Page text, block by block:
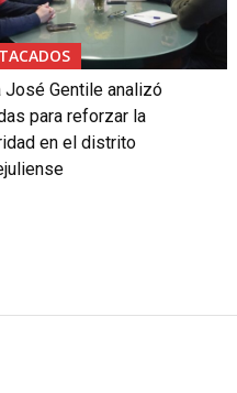
José Gentile analizó
para reforzar la
en el distrito